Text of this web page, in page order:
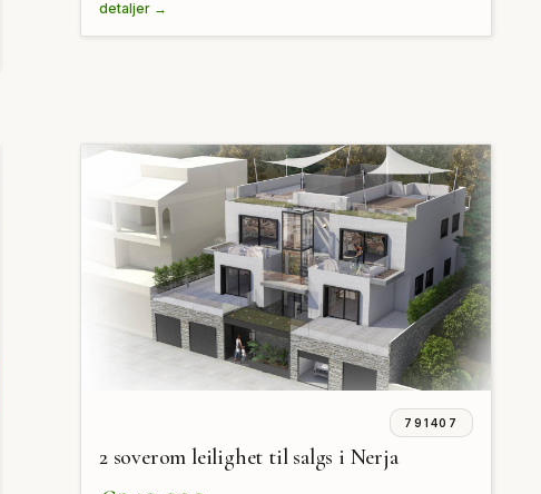
detaljer →
791407
2 soverom leilighet til salgs i Nerja